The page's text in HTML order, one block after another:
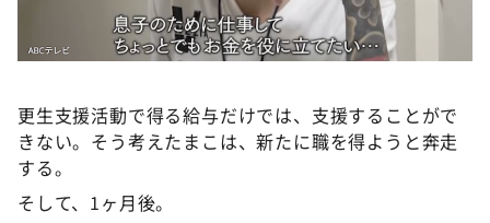
更生支援活動で得る給与だけでは、支援することがで
きない。そう考えたまこは、新たに職を得ようと奔走
する。
そして、1ヶ月後。